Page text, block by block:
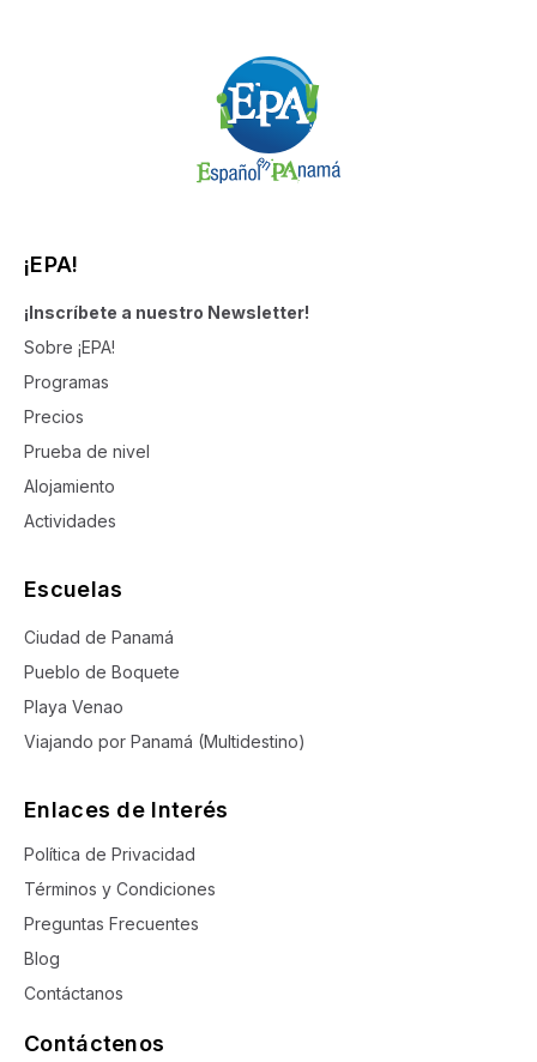
¡EPA!
¡Inscríbete a nuestro Newsletter!
Sobre ¡EPA!
Programas
Precios
Prueba de nivel
Alojamiento
Actividades
Escuelas
Ciudad de Panamá
Pueblo de Boquete
Playa Venao
Viajando por Panamá (Multidestino)
Enlaces de Interés
Política de Privacidad
Términos y Condiciones
Preguntas Frecuentes
Blog
Contáctanos
Contáctenos